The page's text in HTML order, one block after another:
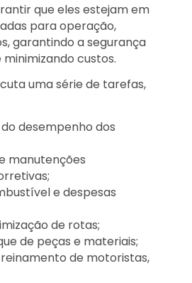
que eles estejam em
para operação,
garantindo a segurança
custos.
uma série de tarefas,
desempenho dos
manutenções
e despesas
de rotas;
de peças e materiais;
de motoristas,